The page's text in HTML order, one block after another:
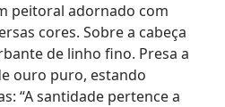
peitoral adornado com
cores. Sobre a cabeça
de linho fino. Presa a
ouro puro, estando
“A santidade pertence a